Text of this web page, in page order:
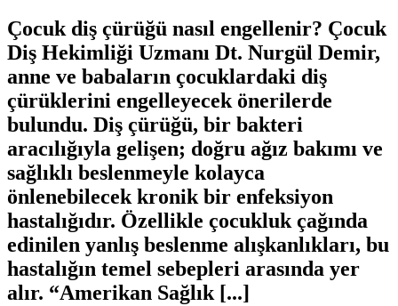
Çocuk diş çürüğü nasıl engellenir? Çocuk
Diş Hekimliği Uzmanı Dt. Nurgül Demir,
anne ve babaların çocuklardaki diş
çürüklerini engelleyecek önerilerde
bulundu. Diş çürüğü, bir bakteri
aracılığıyla gelişen; doğru ağız bakımı ve
sağlıklı beslenmeyle kolayca
önlenebilecek kronik bir enfeksiyon
hastalığıdır. Özellikle çocukluk çağında
edinilen yanlış beslenme alışkanlıkları, bu
hastalığın temel sebepleri arasında yer
alır. “Amerikan Sağlık [...]